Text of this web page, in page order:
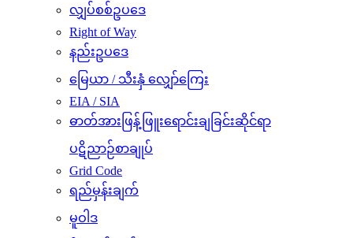
လျှပ်စစ်ဥပဒေ
Right of Way
နည်းဥပဒေ
မြေယာ / သီးနှံ လျှော်ကြေး
EIA / SIA
ဓာတ်အားဖြန့်ဖြူးရောင်းချခြင်းဆိုင်ရာ
ပဋိညာဉ်စာချုပ်
Grid Code
ရည်မှန်းချက်
မူဝါဒ